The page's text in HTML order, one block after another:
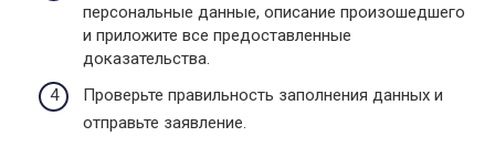
персональные данные, описание произошедшего
и приложите все предоставленные
доказательства.
Проверьте правильность заполнения данных и
отправьте заявление.